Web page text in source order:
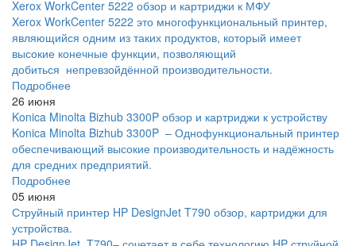
Xerox WorkCenter 5222 обзор и картриджи к МФУ
Xerox WorkCenter 5222 это многофункциональный принтер,
являющийся одним из таких продуктов, который имеет
высокие конечные функции, позволяющий
добиться непревзойдённой производительности.
Подробнее
26 июня
Konica Minolta Bizhub 3300P обзор и картриджи к устройству
Konica Minolta Bizhub 3300P – Однофункциональный принтер
обеспечивающий высокие производительность и надёжность
для средних предприятий.
Подробнее
05 июня
Струйный принтер HP DesignJet T790 обзор, картриджи для
устройства.